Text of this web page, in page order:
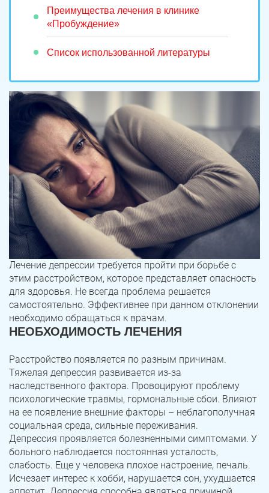
Преимущества лечения в клинике
«Пробуждение»
Список использованной литературы
Лечение депрессии требуется пройти при борьбе с
этим расстройством, которое представляет опасность
для здоровья. Не всегда проблема решается
самостоятельно. Эффективнее при данном отклонении
необходимо обращаться к врачам.
НЕОБХОДИМОСТЬ ЛЕЧЕНИЯ
Расстройство появляется по разным причинам.
Тяжелая депрессия развивается из-за
наследственного фактора. Провоцируют проблему
психологические травмы, гормональные сбои. Влияют
на ее появление внешние факторы – неблагополучная
социальная среда, сильные переживания.
Депрессия проявляется болезненными симптомами. У
больного наблюдается постоянная усталость,
слабость. Еще у человека плохое настроение, печаль.
Исчезает интерес к хобби, нарушается сон, ухудшается